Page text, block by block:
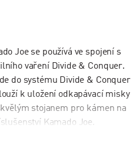
Joe se používá ve spojení s
vaření Divide & Conquer.
do systému Divide & Conquer
k uložení odkapávací misky
stojanem pro kámen na
Kamado Joe.